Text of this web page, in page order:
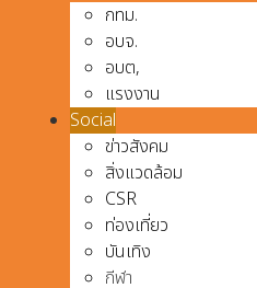
กทม.
อบจ.
อบต,
แรงงาน
Social
ข่าวสังคม
สิ่งแวดล้อม
CSR
ท่องเที่ยว
บันเทิง
กีฬา